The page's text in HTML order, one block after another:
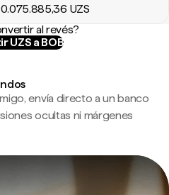
,36 UZS
al revés?
UZS a BOB
envía directo a un banco
ocultas ni márgenes